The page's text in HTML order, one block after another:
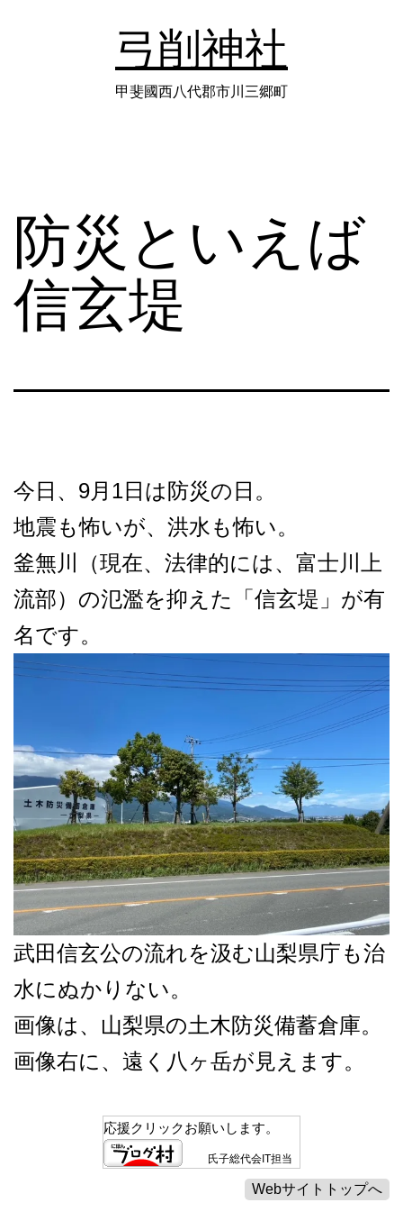
キ
ッ
弓削神社
甲斐國西八代郡市川三郷町
防災といえば
信玄堤
今日、9月1日は防災の日。
地震も怖いが、洪水も怖い。
釜無川（現在、法律的には、富士川上
流部）の氾濫を抑えた「信玄堤」が有
名です。
武田信玄公の流れを汲む山梨県庁も治
水にぬかりない。
画像は、山梨県の土木防災備蓄倉庫。
画像右に、遠く八ヶ岳が見えます。
応援クリックお願いします。
氏子総代会IT担当